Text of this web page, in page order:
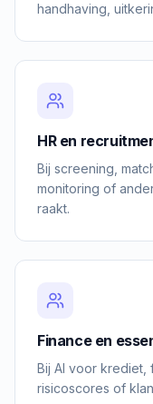
handhaving,
HR en
Bij screening,
monitoring of
raakt.
Finance en
Bij AI voor krediet,
risicoscores of